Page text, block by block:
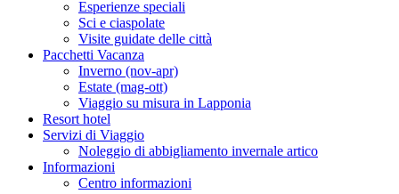
Esperienze speciali
Sci e ciaspolate
Visite guidate delle città
Pacchetti Vacanza
Inverno (nov-apr)
Estate (mag-ott)
Viaggio su misura in Lapponia
Resort hotel
Servizi di Viaggio
Noleggio di abbigliamento invernale artico
Informazioni
Centro informazioni